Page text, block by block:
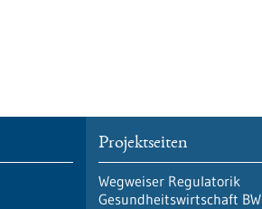
Projektseiten
Wegweiser Regulatorik
Gesundheitswirtschaft BW